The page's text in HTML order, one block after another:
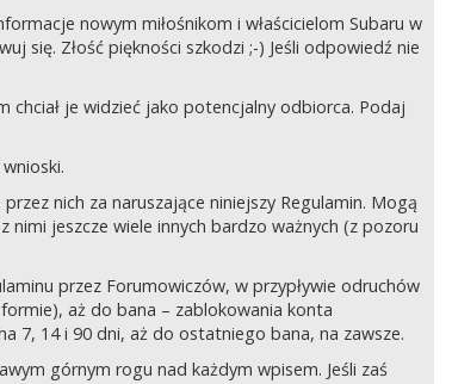
nowym miłośnikom i właścicielom Subaru w
się. Złość piękności szkodzi ;-) Jeśli odpowiedź nie
chciał je widzieć jako potencjalny odbiorca. Podaj
nich za naruszające niniejszy Regulamin. Mogą
jeszcze wiele innych bardzo ważnych (z pozoru
przez Forumowiczów, w przypływie odruchów
aż do bana – zablokowania konta
7, 14 i 90 dni, aż do ostatniego bana, na zawsze.
górnym rogu nad każdym wpisem. Jeśli zaś